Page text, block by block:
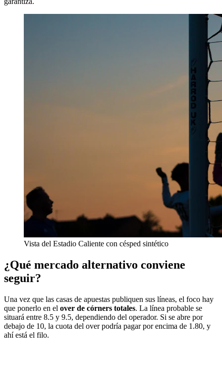
Vista del Estadio Caliente con césped sintético
¿Qué mercado alternativo conviene
seguir?
Una vez que las casas de apuestas publiquen sus líneas, el foco hay
que ponerlo en el over de córners totales. La línea probable se
situará entre 8.5 y 9.5, dependiendo del operador. Si se abre por
debajo de 10, la cuota del over podría pagar por encima de 1.80, y
ahí está el filo.